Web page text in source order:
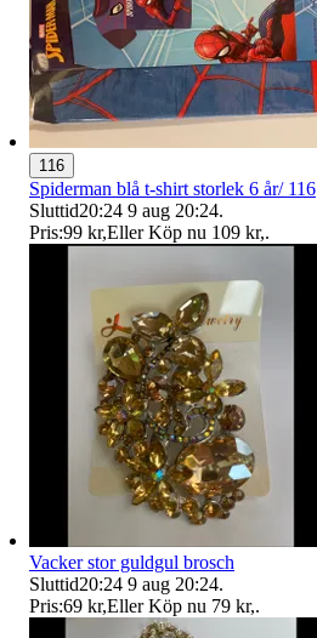
116
Spiderman blå t-shirt storlek 6 år/ 116
Sluttid20:24 9 aug 20:24.
Pris:99 kr,Eller Köp nu 109 kr,.
Vacker stor guldgul brosch
Sluttid20:24 9 aug 20:24.
Pris:69 kr,Eller Köp nu 79 kr,.